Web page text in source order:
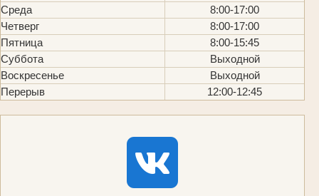
Среда
8:00-17:00
Четверг
8:00-17:00
Пятница
8:00-15:45
Суббота
Выходной
Воскресенье
Выходной
Перерыв
12:00-12:45